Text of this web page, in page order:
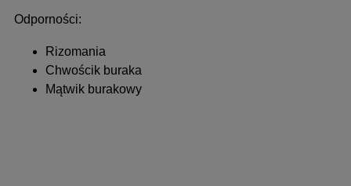
Odporności:
Rizomania
Chwościk buraka
Mątwik burakowy